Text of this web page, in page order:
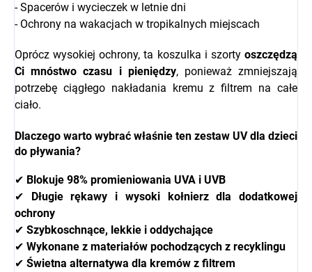
- Spacerów i wycieczek w letnie dni
- Ochrony na wakacjach w tropikalnych miejscach
Oprócz wysokiej ochrony, ta koszulka i szorty oszczędzą
Ci mnóstwo czasu i pieniędzy, ponieważ zmniejszają
potrzebę ciągłego nakładania kremu z filtrem na całe
ciało.
Dlaczego warto wybrać właśnie ten zestaw UV dla dzieci
do pływania?
✔ Blokuje 98% promieniowania UVA i UVB
✔
Długie rękawy i wysoki kołnierz dla dodatkowej
ochrony
✔ Szybkoschnące, lekkie i oddychające
✔ Wykonane z materiałów pochodzących z recyklingu
✔ Świetna alternatywa dla kremów z filtrem